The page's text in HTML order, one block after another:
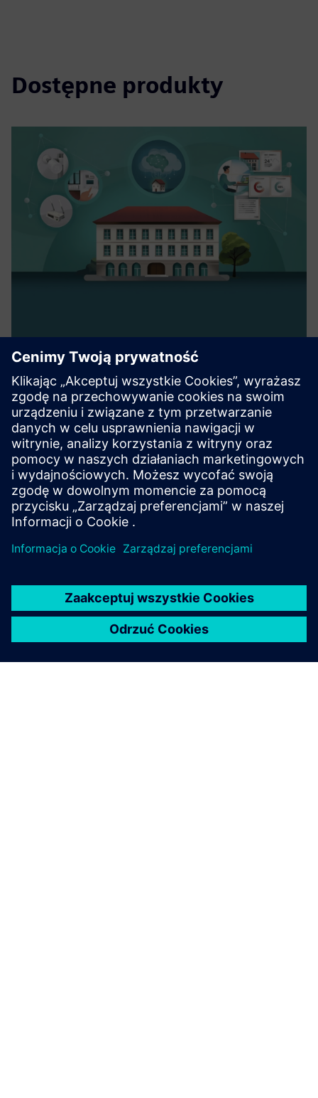
Dostępne produkty
Predictive Single Room Radiator
Energy Optimization
viboo’s cloud-based building management system with
predictive single room control optimizes the energy
consumption in commercial buildings via IoT devices,
saving up to 40%.
Dowiedz się więcej